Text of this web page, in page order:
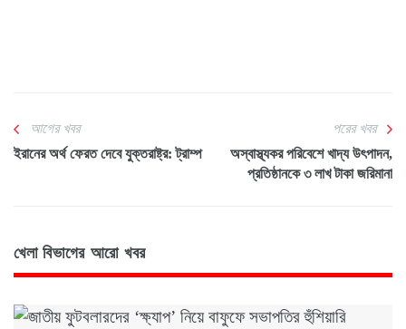
আগের খবর
ইরানের অর্থ ফেরত দেবে যুক্তরাষ্ট্র: ট্রাম্প
পরের খবর
অস্বাস্থ্যকর পরিবেশে খাদ্য উৎপাদন,
প্রতিষ্ঠানকে ৩ লাখ টাকা জরিমানা
খেলা বিভাগের আরো খবর